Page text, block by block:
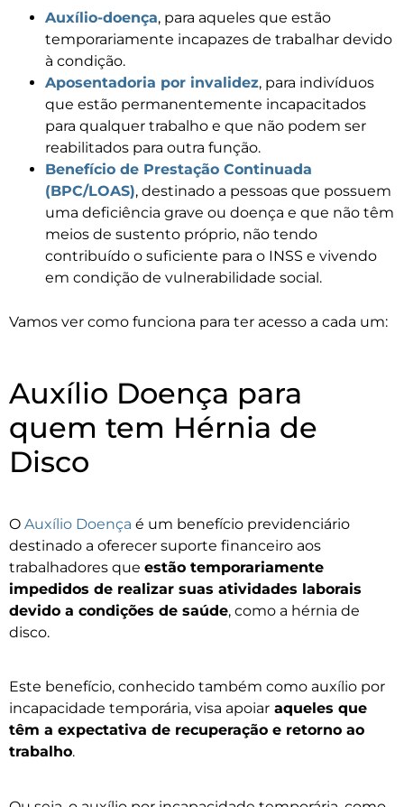
Auxílio-doença, para aqueles que estão
temporariamente incapazes de trabalhar devido
à condição.
Aposentadoria por invalidez, para indivíduos
que estão permanentemente incapacitados
para qualquer trabalho e que não podem ser
reabilitados para outra função.
Benefício de Prestação Continuada
(BPC/LOAS), destinado a pessoas que possuem
uma deficiência grave ou doença e que não têm
meios de sustento próprio, não tendo
contribuído o suficiente para o INSS e vivendo
em condição de vulnerabilidade social.
Vamos ver como funciona para ter acesso a cada um:
Auxílio Doença para
quem tem Hérnia de
Disco
O Auxílio Doença é um benefício previdenciário
destinado a oferecer suporte financeiro aos
trabalhadores que estão temporariamente
impedidos de realizar suas atividades laborais
devido a condições de saúde, como a hérnia de
disco.
Este benefício, conhecido também como auxílio por
incapacidade temporária, visa apoiar aqueles que
têm a expectativa de recuperação e retorno ao
trabalho.